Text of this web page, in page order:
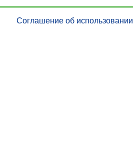
Соглашение об использовании